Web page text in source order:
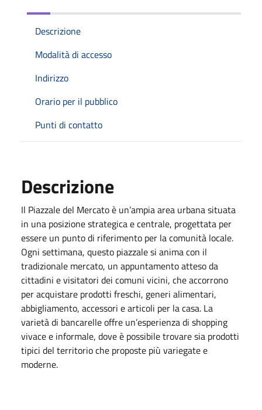
Descrizione
Modalità di accesso
Indirizzo
Orario per il pubblico
Punti di contatto
Descrizione
Il Piazzale del Mercato è un’ampia area urbana situata
in una posizione strategica e centrale, progettata per
essere un punto di riferimento per la comunità locale.
Ogni settimana, questo piazzale si anima con il
tradizionale mercato, un appuntamento atteso da
cittadini e visitatori dei comuni vicini, che accorrono
per acquistare prodotti freschi, generi alimentari,
abbigliamento, accessori e articoli per la casa. La
varietà di bancarelle offre un’esperienza di shopping
vivace e informale, dove è possibile trovare sia prodotti
tipici del territorio che proposte più variegate e
moderne.